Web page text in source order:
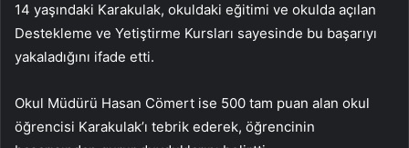
14 yaşındaki Karakulak, okuldaki eğitimi ve okulda açılan
Destekleme ve Yetiştirme Kursları sayesinde bu başarıyı
yakaladığını ifade etti.
Okul Müdürü Hasan Cömert ise 500 tam puan alan okul
öğrencisi Karakulak’ı tebrik ederek, öğrencinin